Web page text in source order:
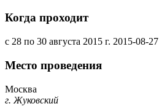
Когда проходит
с 28 по 30 августа 2015 г. 2015-08-27
Место проведения
Москва
г. Жуковский